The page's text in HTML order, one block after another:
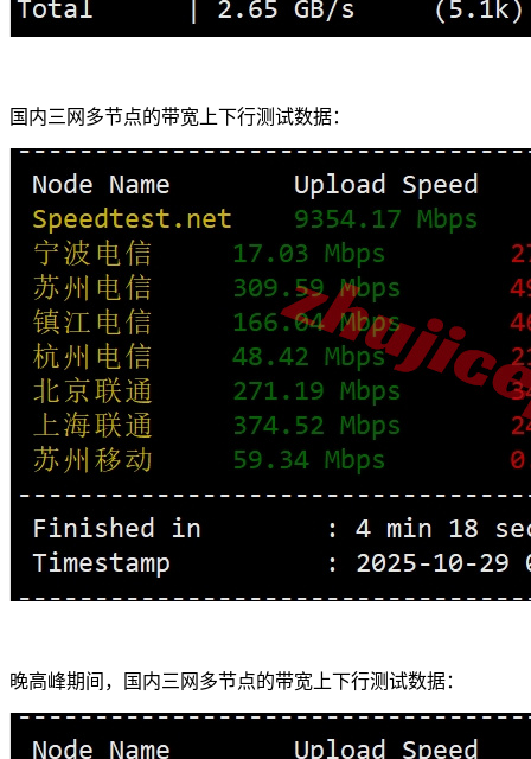
国内三网多节点的带宽上下行测试数据：
晚高峰期间，国内三网多节点的带宽上下行测试数据：